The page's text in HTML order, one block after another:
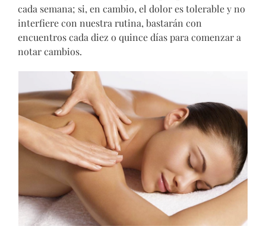
cada semana; si, en cambio, el dolor es tolerable y no
interfiere con nuestra rutina, bastarán con
encuentros cada diez o quince días para comenzar a
notar cambios.